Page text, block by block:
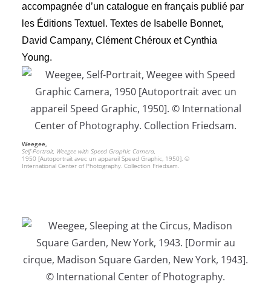
accompagnée d’un catalogue en français publié par
les Éditions Textuel. Textes de Isabelle Bonnet,
David Campany, Clément Chéroux et Cynthia
Young.
Weegee,
Self-Portrait, Weegee with Speed Graphic Camera,
1950 [Autoportrait avec un appareil Speed Graphic, 1950]. ©
International Center of Photography. Collection Friedsam.